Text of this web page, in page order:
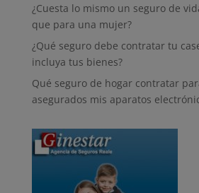
¿Cuesta lo mismo un seguro de
que para una mujer?
¿Qué seguro debe contratar tu
incluya tus bienes?
Qué seguro de hogar contratar
asegurados mis aparatos